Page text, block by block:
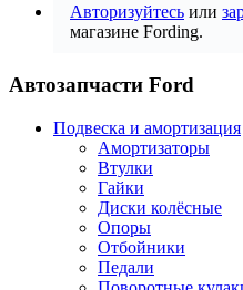
Авторизуйтесь или
магазине Fording.
Автозапчасти Ford
Подвеска и амортизация
Амортизаторы
Втулки
Гайки
Диски колёсные
Опоры
Отбойники
Педали